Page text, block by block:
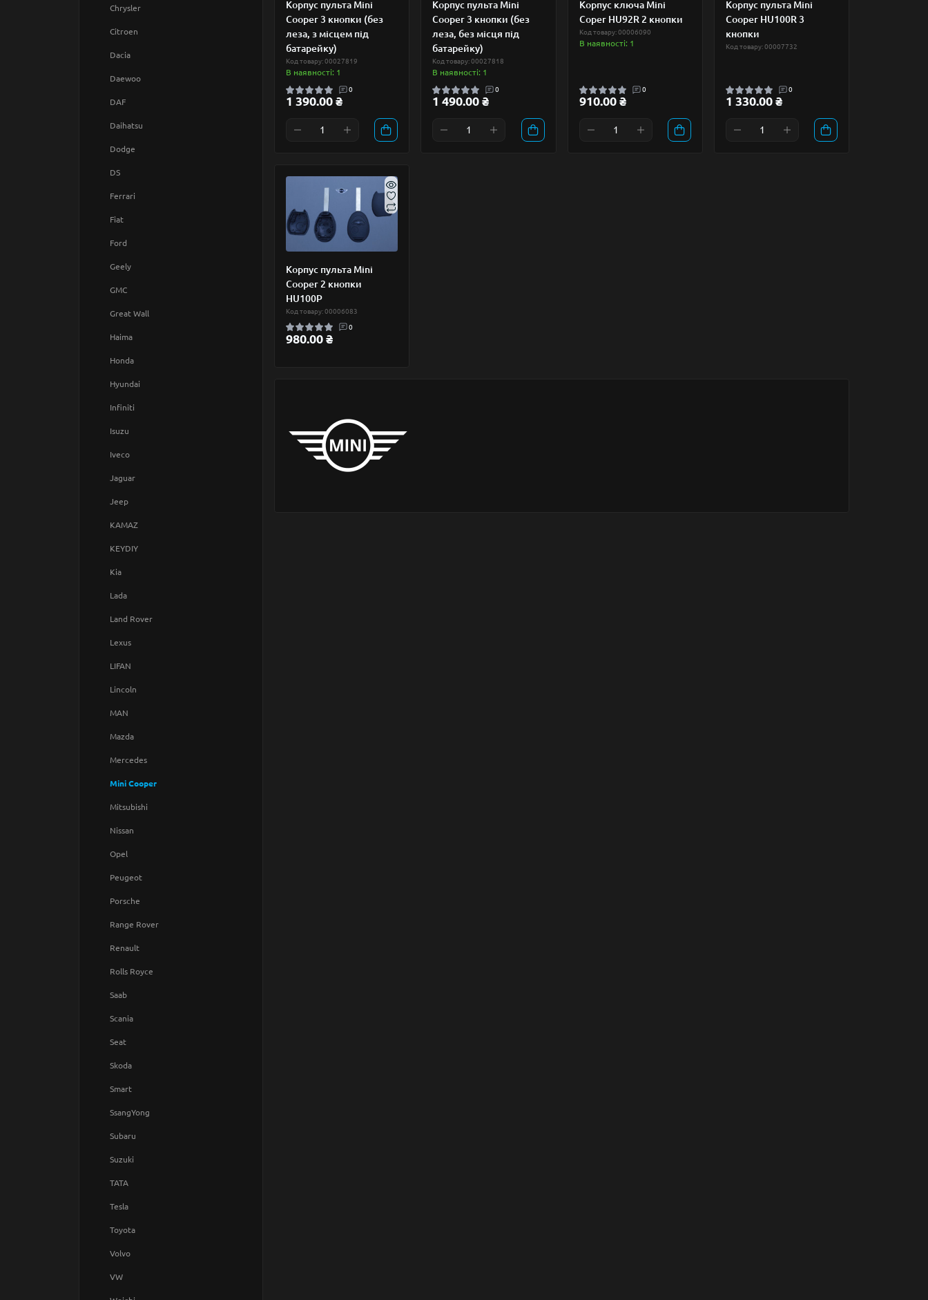
Авто
Бренд
Валюта
Природа
Різне
Тваринки
Chrysler
Citroen
Dacia
Daewoo
DAF
Daihatsu
Dodge
DS
Ferrari
Fiat
Ford
Geely
GMC
Great Wall
Haima
Honda
Hyundai
Infiniti
Isuzu
Iveco
Jaguar
Jeep
KAMAZ
KEYDIY
Kia
Lada
Land Rover
Lexus
LIFAN
Lincoln
MAN
Mazda
Mercedes
Mini Cooper
Mitsubishi
Nissan
Opel
Peugeot
Porsche
Range Rover
Renault
Rolls Royce
Saab
Scania
Seat
Skoda
Smart
SsangYong
Subaru
Suzuki
TATA
Tesla
Toyota
Volvo
VW
Корпус пульта Mini
Cooper 3 кнопки (без
леза, з місцем під
батарейку)
Код товару: 00027819
В наявності: 1
0
1 390.00 ₴
Корпус пульта Mini
Cooper 3 кнопки (без
леза, без місця під
батарейку)
Код товару: 00027818
В наявності: 1
0
1 490.00 ₴
Корпус ключа Mini
Coper HU92R 2 кнопки
Код товару: 00006090
В наявності: 1
0
910.00 ₴
Корпус пульта Mini
Cooper HU100R 3
кнопки
Код товару: 00007732
0
1 330.00 ₴
Корпус пульта Mini
Cooper 2 кнопки
HU100P
Код товару: 00006083
0
980.00 ₴